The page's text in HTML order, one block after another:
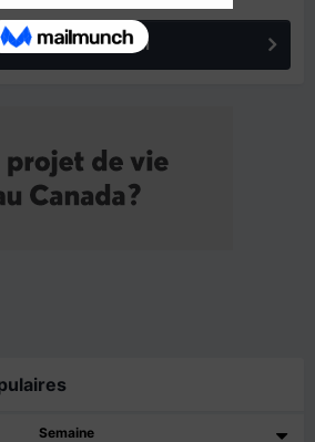
IMMIGRER.COM
Semaine